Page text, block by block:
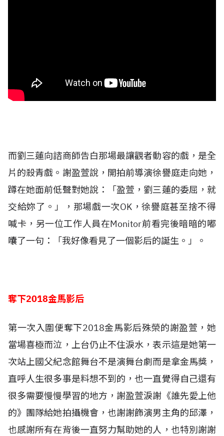
而劉三蓮向諮商師告白那場最讓觀者動容的戲，是全
片的殺青戲。謝盈萱說，開拍前導演徐譽庭走向她，
蹲在她面前低聲對她說：「盈萱，劉三蓮的委屈，就
交給妳了。」，那場戲一次OK，徐譽庭甚至捨不得
喊卡，另一位工作人員在Monitor前看完後暗暗的嘟
囔了一句：「我好像看見了一個影后的誕生。」。
奪下2018金馬影后
第一次入圍便奪下2018金馬影后殊榮的謝盈萱，她
當場喜極而泣，上台仍止不住淚水，表示這是她第一
次站上國父紀念館舞台不是演舞台劇而是拿金馬獎，
直呼人生很多事是料想不到的，也一直覺得自己還有
很多需要慢慢學習的地方，謝盈萱淚謝《誰先愛上他
的》團隊給她拍攝機會，也謝謝飾演男主角的邱澤，
也感謝所有在背後一直努力幫助她的人，也特別謝謝